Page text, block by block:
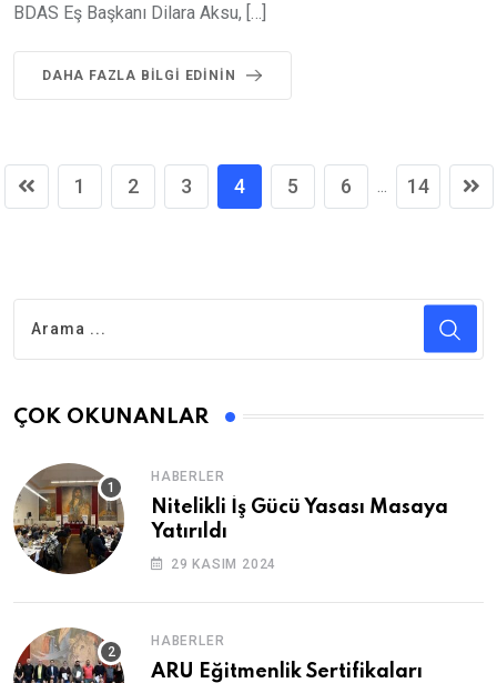
BDAS Eş Başkanı Dilara Aksu, […]
DAHA FAZLA BILGI EDININ
1 2 3 4 5 6 ... 14
ÇOK OKUNANLAR
HABERLER
Nitelikli İş Gücü Yasası Masaya
Yatırıldı
29 KASIM 2024
HABERLER
ARU Eğitmenlik Sertifikaları